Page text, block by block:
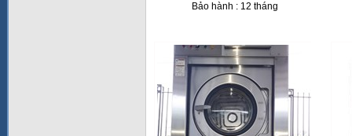
Bảo hành : 12 tháng